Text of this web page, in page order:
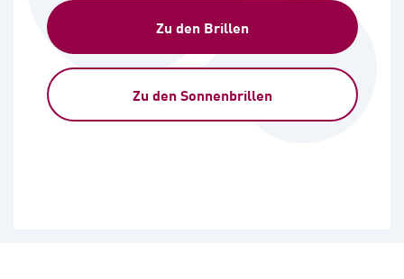
Zu den Brillen
Zu den Sonnenbrillen